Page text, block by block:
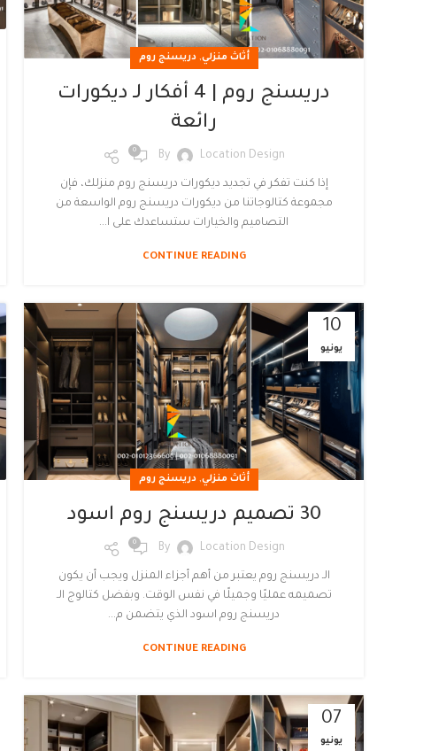
أثاث منزلي, دريسنج روم
دريسنج روم | 4 أفكار لـ ديكورات
رائعة
By Location Design
0
إذا كنت تفكر في تجديد ديكورات دريسنج روم منزلك، فإن
مجموعة كتالوجاتنا من ديكورات دريسنج روم الواسعة من
التصاميم والخيارات ستساعدك على ا...
CONTINUE READING
10
يونيو
أثاث منزلي, دريسنج روم
30 تصميم دريسنج روم اسود
By Location Design
0
الـ دريسنج روم يعتبر من أهم أجزاء المنزل ويجب أن يكون
تصميمه عمليًا وجميلًا في نفس الوقت. وبفضل كتالوج الـ
دريسنج روم اسود الذي يتضمن م...
CONTINUE READING
07
يونيو